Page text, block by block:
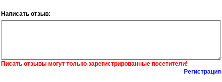
Написать отзыв:
Писать отзывы могут только зарегистрированные посетители!
Регистрация